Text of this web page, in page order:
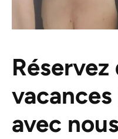
Réservez
avec